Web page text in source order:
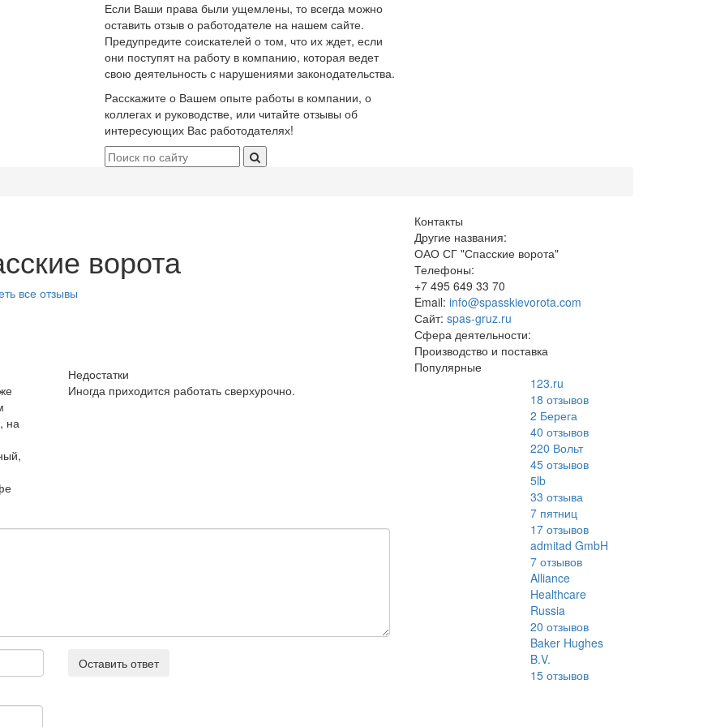
Если Ваши права были ущемлены, то всегда можно
оставить отзыв о работодателе на нашем сайте.
Предупредите соискателей о том, что их ждет, если
они поступят на работу в компанию, которая ведет
свою деятельность с нарушениями законодательства.
Расскажите о Вашем опыте работы в компании, о
коллегах и руководстве, или читайте отзывы об
интересующих Вас работодателях!
ворота
все отзывы
на
Недостатки
Иногда приходится работать сверхурочно.
Оставить ответ
Контакты
Другие названия:
ОАО СГ "Спасские ворота"
Телефоны:
+7 495 649 33 70
Email: info@spasskievorota.com
Сайт: spas-gruz.ru
Сфера деятельности:
Производство и поставка
Популярные
123.ru
18 отзывов
2 Берега
40 отзывов
220 Вольт
45отзывов
5lb
33 отзыва
7 пятниц
17отзывов
admitad GmbH
7отзывов
Alliance
Healthcare
Russia
20 отзывов
Baker Hughes
B.V.
15отзывов